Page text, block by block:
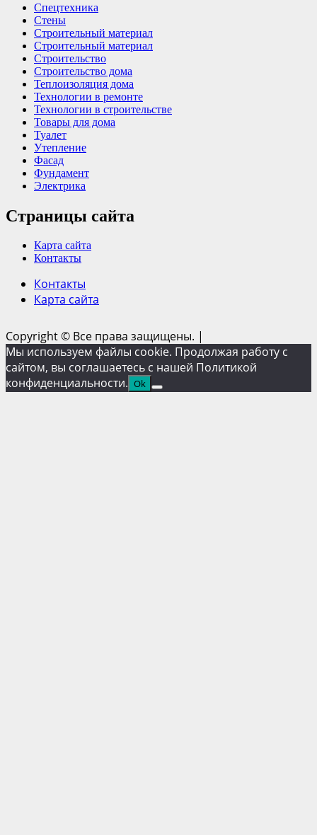
Спецтехника
Стены
Строительный материал
Строительный материал
Строительство
Строительство дома
Теплоизоляция дома
Технологии в ремонте
Технологии в строительстве
Товары для дома
Туалет
Утепление
Фасад
Фундамент
Электрика
Страницы сайта
Карта сайта
Контакты
Контакты
Карта сайта
Copyright © Все права защищены. |
Мы используем файлы cookie. Продолжая работу с
сайтом, вы соглашаетесь с нашей Политикой
конфиденциальности. Ok